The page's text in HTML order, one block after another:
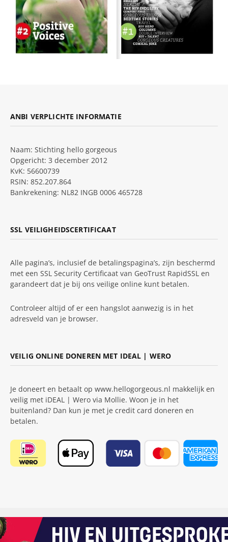
ANBI VERPLICHTE INFORMATIE
Naam: Stichting hello gorgeous
Opgericht: 3 december 2012
KvK: 56600739
RSIN: 852.207.864
Bankrekening: NL82 INGB 0006 465728
SSL VEILIGHEIDSCERTIFICAAT
Alle pagina’s, inclusief de betalingspagina’s, zijn beschermd
met een SSL Security Certificaat van GeoTrust RapidSSL en
garandeert dat je bij ons veilige online kunt betalen.
Controleer altijd of er een hangslot aanwezig is in het
adresveld van je browser.
VEILIG ONLINE DONEREN MET IDEAL | WERO
Je doneert en betaalt op www.hellogorgeous.nl makkelijk en
veilig met iDEAL | Wero via Mollie. Woon je in het
buitenland? Dan kun je met je credit card doneren en
betalen.